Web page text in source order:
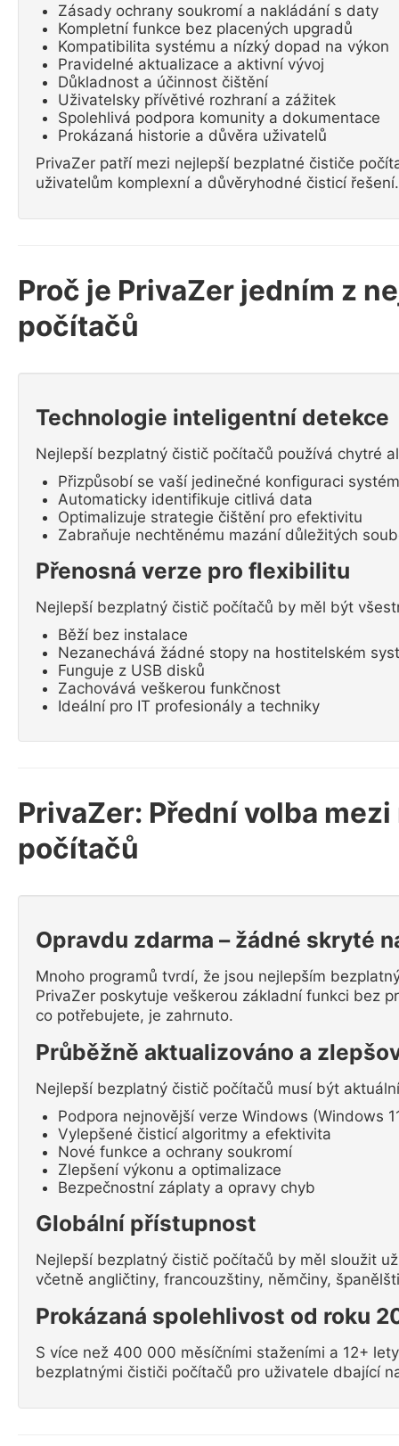
Zásady ochrany soukromí a nakládání s daty
Kompletní funkce bez placených upgradů
Kompatibilita systému a nízký dopad na výkon
Pravidelné aktualizace a aktivní vývoj
Důkladnost a účinnost čištění
Uživatelsky přívětivé rozhraní a zážitek
Spolehlivá podpora komunity a dokumentace
Prokázaná historie a důvěra uživatelů
PrivaZer patří mezi nejlepší bezplatné čističe
uživatelům komplexní a důvěryhodné čisticí řešení.
Proč je PrivaZer jedním z
počítačů
Technologie inteligentní detekce
Nejlepší bezplatný čistič počítačů používá chytré
Přizpůsobí se vaší jedinečné konfiguraci
Automaticky identifikuje citlivá data
Optimalizuje strategie čištění pro efektivitu
Zabraňuje nechtěnému mazání důležitých
Přenosná verze pro flexibilitu
Nejlepší bezplatný čistič počítačů by měl být
Běží bez instalace
Nezanechává žádné stopy na hostitelském
Funguje z USB disků
Zachovává veškerou funkčnost
Ideální pro IT profesionály a techniky
PrivaZer: Přední volba
počítačů
Opravdu zdarma – žádné skryté
Mnoho programů tvrdí, že jsou nejlepším
PrivaZer poskytuje veškerou základní funkci bez
co potřebujete, je zahrnuto.
Průběžně aktualizováno a
Nejlepší bezplatný čistič počítačů musí být
Podpora nejnovější verze Windows (Windows
Vylepšené čisticí algoritmy a efektivita
Nové funkce a ochrany soukromí
Zlepšení výkonu a optimalizace
Bezpečnostní záplaty a opravy chyb
Globální přístupnost
Nejlepší bezplatný čistič počítačů by měl sloužit
včetně angličtiny, francouzštiny, němčiny,
Prokázaná spolehlivost od roku
S více než 400 000 měsíčními staženími a 12+
bezplatnými čističi počítačů pro uživatele dbající